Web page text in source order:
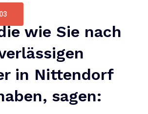
wie Sie nach
in Nittendorf
sagen: